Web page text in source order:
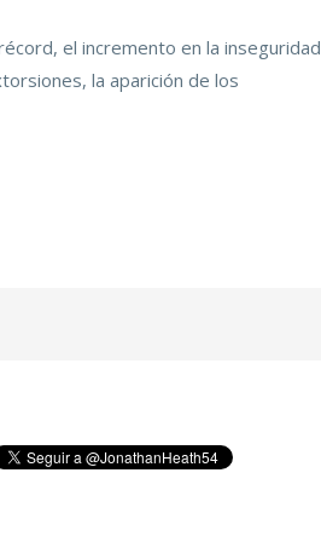
el incremento en la inseguridad
la aparición de los